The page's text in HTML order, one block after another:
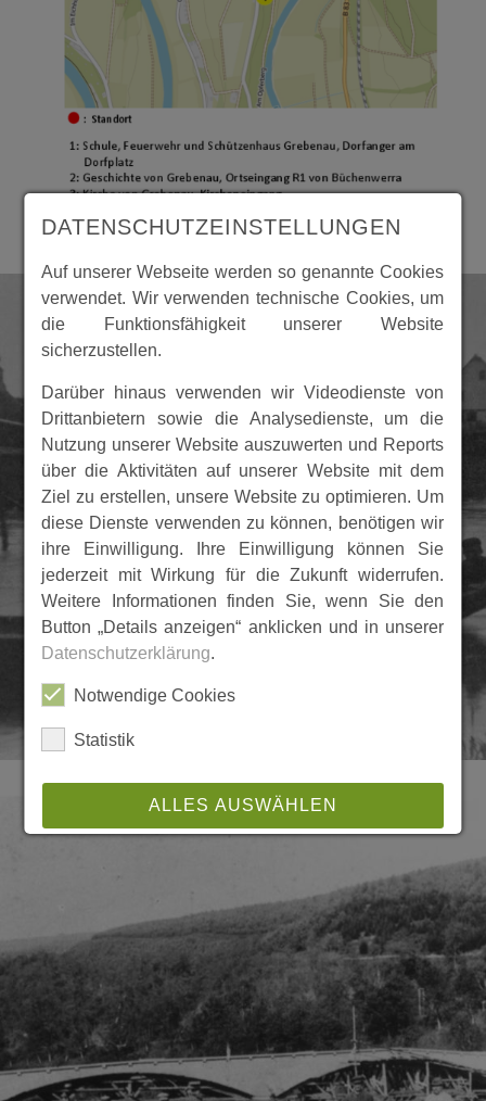
DATENSCHUTZEINSTELLUNGEN
Auf unserer Webseite werden so genannte Cookies
verwendet. Wir verwenden technische Cookies, um
die Funktionsfähigkeit unserer Website
sicherzustellen.
Darüber hinaus verwenden wir Videodienste von
Drittanbietern sowie die Analysedienste, um die
Nutzung unserer Website auszuwerten und Reports
über die Aktivitäten auf unserer Website mit dem
Ziel zu erstellen, unsere Website zu optimieren. Um
diese Dienste verwenden zu können, benötigen wir
ihre Einwilligung. Ihre Einwilligung können Sie
jederzeit mit Wirkung für die Zukunft widerrufen.
Weitere Informationen finden Sie, wenn Sie den
Button „Details anzeigen“ anklicken und in unserer
Datenschutzerklärung.
Notwendige Cookies
Statistik
ALLES AUSWÄHLEN
SPEICHERN
Details anzeigen
Impressum | Datenschutz